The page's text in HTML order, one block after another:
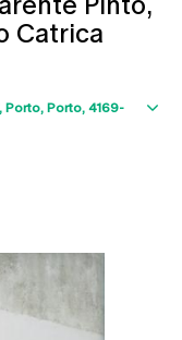
Catrica
Porto Porto 4169-